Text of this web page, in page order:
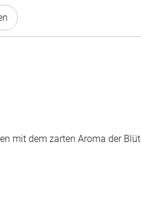
mit dem zarten Aroma der